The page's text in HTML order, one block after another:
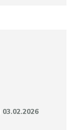
03.02.2026